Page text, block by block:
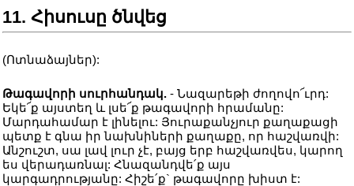
11. Հիսուսը ծնվեց
(Ոտնաձայներ):
Թագավորի սուրհանդակ. - Նազարեթի ժողովո՜ւրդ:
Եկե՜ք այստեղ և լսե՜ք թագավորի հրամանը:
Մարդահամար է լինելու: Յուրաքանչյուր քաղաքացի
պետք է գնա իր նախնիների քաղաքը, որ հաշվառվի:
Անշուշտ, սա լավ լուր չէ, բայց երբ հաշվառվես, կարող
ես վերադառնալ: Հնազանդվե՛ք այս
կարգադրությանը: Հիշե՛ք` թագավորը խիստ է: